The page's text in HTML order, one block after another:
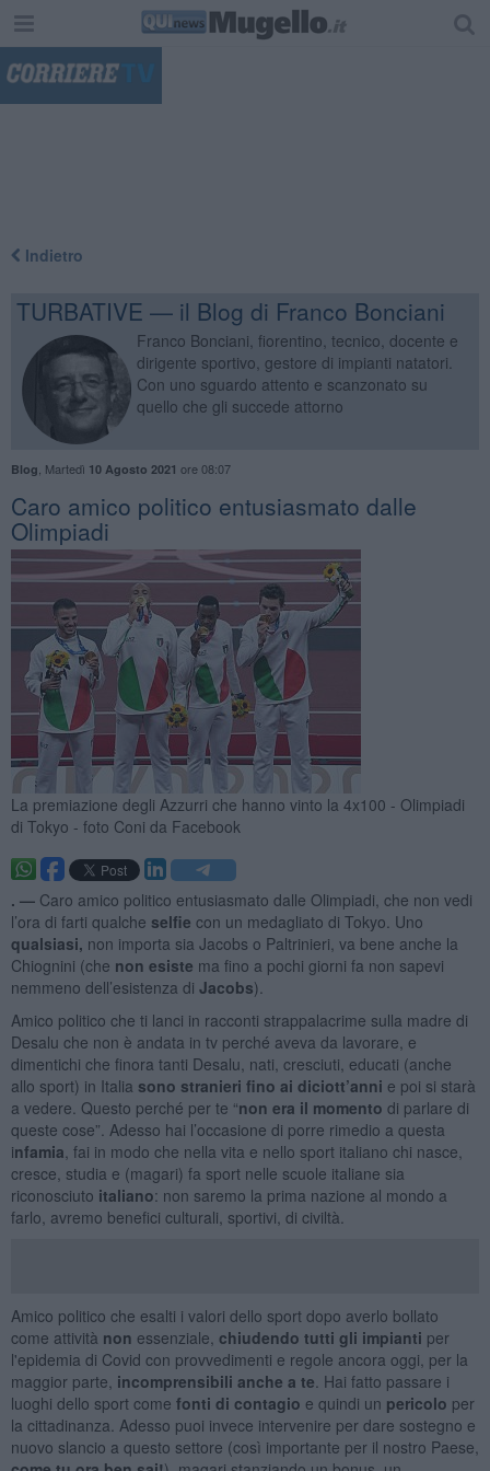
Indietro
TURBATIVE — il Blog di Franco Bonciani
Franco Bonciani, fiorentino, tecnico, docente e
dirigente sportivo, gestore di impianti natatori.
Con uno sguardo attento e scanzonato su
quello che gli succede attorno
Blog Martedì 10 Agosto 2021 ore 08:07
Caro amico politico entusiasmato dalle
Olimpiadi
La premiazione degli Azzurri che hanno vinto la 4x100 - Olimpiadi
di Tokyo - foto Coni da Facebook
. — Caro amico politico entusiasmato dalle Olimpiadi, che non vedi
l’ora di farti qualche selfie con un medagliato di Tokyo. Uno
qualsiasi, non importa sia Jacobs o Paltrinieri, va bene anche la
Chiognini (che non esiste ma fino a pochi giorni fa non sapevi
nemmeno dell’esistenza di Jacobs).
Amico politico che ti lanci in racconti strappalacrime sulla madre di
Desalu che non è andata in tv perché aveva da lavorare, e
dimentichi che finora tanti Desalu, nati, cresciuti, educati (anche
allo sport) in Italia sono stranieri fino ai diciott’anni e poi si starà
a vedere. Questo perché per te “non era il momento di parlare di
queste cose”. Adesso hai l’occasione di porre rimedio a questa
infamia , fai in modo che nella vita e nello sport italiano chi nasce,
cresce, studia e (magari) fa sport nelle scuole italiane sia
riconosciuto italiano: non saremo la prima nazione al mondo a
farlo, avremo benefici culturali, sportivi, di civiltà.
Amico politico che esalti i valori dello sport dopo averlo bollato
come attività non essenziale, chiudendo tutti gli impianti per
l'epidemia di Covid con provvedimenti e regole ancora oggi, per la
maggior parte, incomprensibili anche a te . Hai fatto passare i
luoghi dello sport come fonti di contagio e quindi un pericolo per
la cittadinanza. Adesso puoi invece intervenire per dare sostegno e
nuovo slancio a questo settore (così importante per il nostro Paese,